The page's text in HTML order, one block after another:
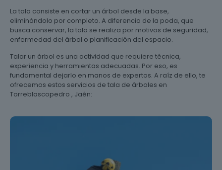
La tala consiste en cortar un árbol desde la base,
eliminándolo por completo. A diferencia de la poda, que
busca conservar, la tala se realiza por motivos de seguridad,
enfermedad del árbol o planificación del espacio.
Talar un árbol es una actividad que requiere técnica,
experiencia y herramientas adecuadas. Por eso, es
fundamental dejarlo en manos de expertos. A raíz de ello, te
ofrecemos estos servicios de tala de árboles en
Torreblascopedro , Jaén: